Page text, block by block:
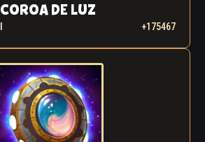
COROA DE LUZ
+175467